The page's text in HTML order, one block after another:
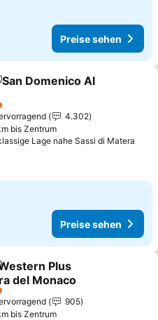
Preise sehen
Favoriten hinzufügen
Domenico Al
4.302
bis Zentrum
Lage nahe Sassi di Matera
Preise sehen
Favoriten hinzufügen
Plus
del Monaco
905
bis Zentrum